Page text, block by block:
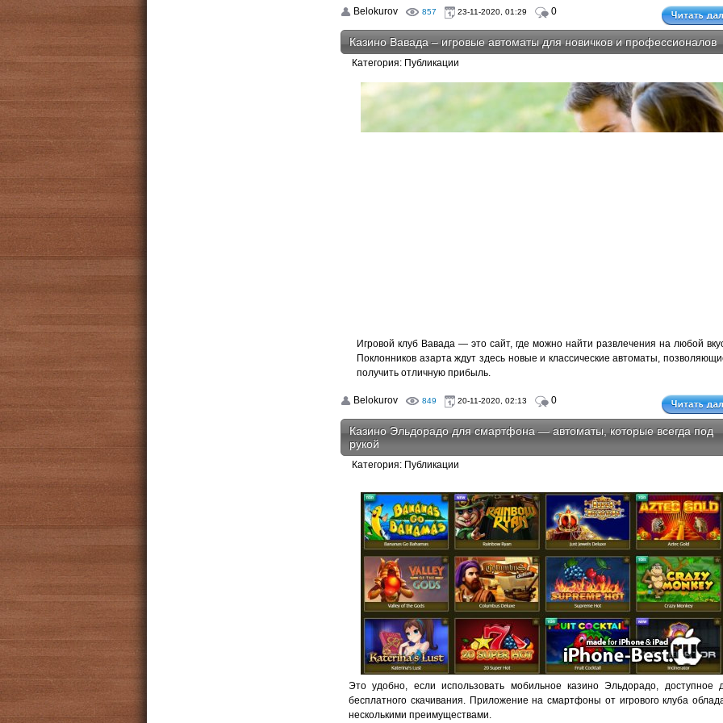
Belokurov 857 23-11-2020, 01:29 0
Казино Вавада – игровые автоматы для новичков и профессионалов
Категория: Публикации
Игровой клуб Вавада — это сайт, где можно найти развлечения на любой
Поклонников азарта ждут здесь новые и классические автоматы,
получить отличную прибыль.
Belokurov 849 20-11-2020, 02:13 0
Казино Эльдорадо для смартфона — автоматы, которые всегда под
рукой
Категория: Публикации
Это удобно, если использовать мобильное казино Эльдорадо, доступное
бесплатного скачивания. Приложение на смартфоны от игрового клуба
несколькими преимуществами.